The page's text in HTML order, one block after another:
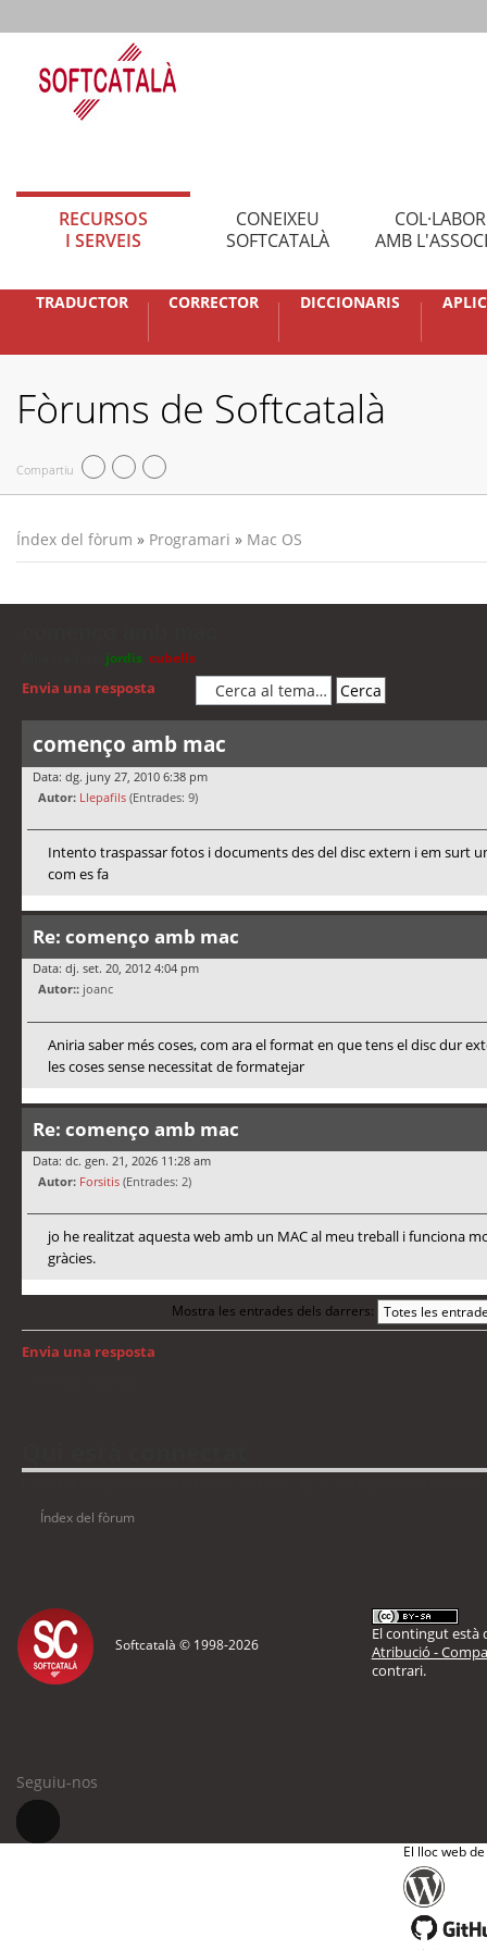
RECURSOS
I SERVEIS
CONEIXEU
SOFTCATALÀ
AMB
TRADUCTOR CORRECTOR DICCIONARIS
Fòrums de Softcatalà
Compartiu
Índex del fòrum » Programari » Mac OS
jordis cubells
Envia una resposta
començo amb mac
Data: dg. juny 27, 2010 6:38 pm
Autor: Llepafils (Entrades: 9)
Intento traspassar fotos i documents des del disc extern i em surt
com es fa
Re: començo amb mac
Data: dj. set. 20, 2012 4:04 pm
Autor:: joanc
Aniria saber més coses, com ara el format en que tens el disc dur
les coses sense necessitat de formatejar
Re: començo amb mac
Data: dc. gen. 21, 2026 11:28 am
Autor: Forsitis (Entrades: 2)
jo he realitzat aquesta web amb un MAC al meu treball i funciona
gràcies.
Mostra les entrades dels darrers:
Envia una resposta
Índex del fòrum
Softcatalà © 1998-2026
El contingut està
Atribució -
contrari.
Seguiu-nos
El lloc web